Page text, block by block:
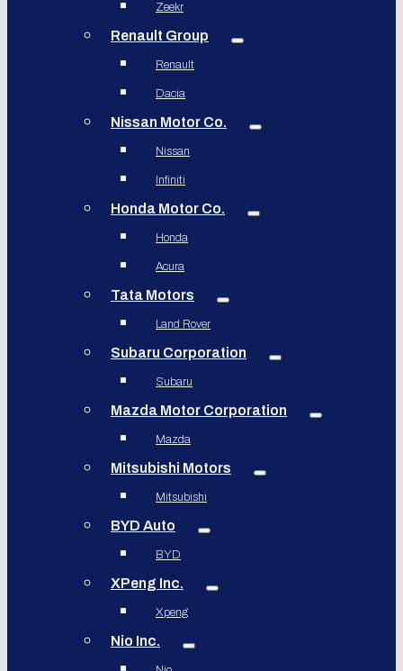
Zeekr
Renault Group
Renault
Dacia
Nissan Motor Co.
Nissan
Infiniti
Honda Motor Co.
Honda
Acura
Tata Motors
Land Rover
Subaru Corporation
Subaru
Mazda Motor Corporation
Mazda
Mitsubishi Motors
Mitsubishi
BYD Auto
BYD
XPeng Inc.
Xpeng
Nio Inc.